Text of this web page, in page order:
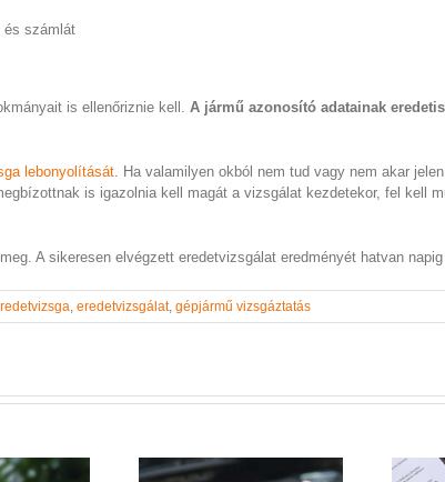
és számlát
is ellenőriznie kell. A jármű azonosító adatainak
lebonyolítását . Ha valamilyen okból nem tud vagy nem akar
is igazolnia kell magát a vizsgálat kezdetekor, fel kell
A sikeresen elvégzett eredetvizsgálat eredményét hatvan napig
, eredetvizsgálat, gépjármű vizsgáztatás